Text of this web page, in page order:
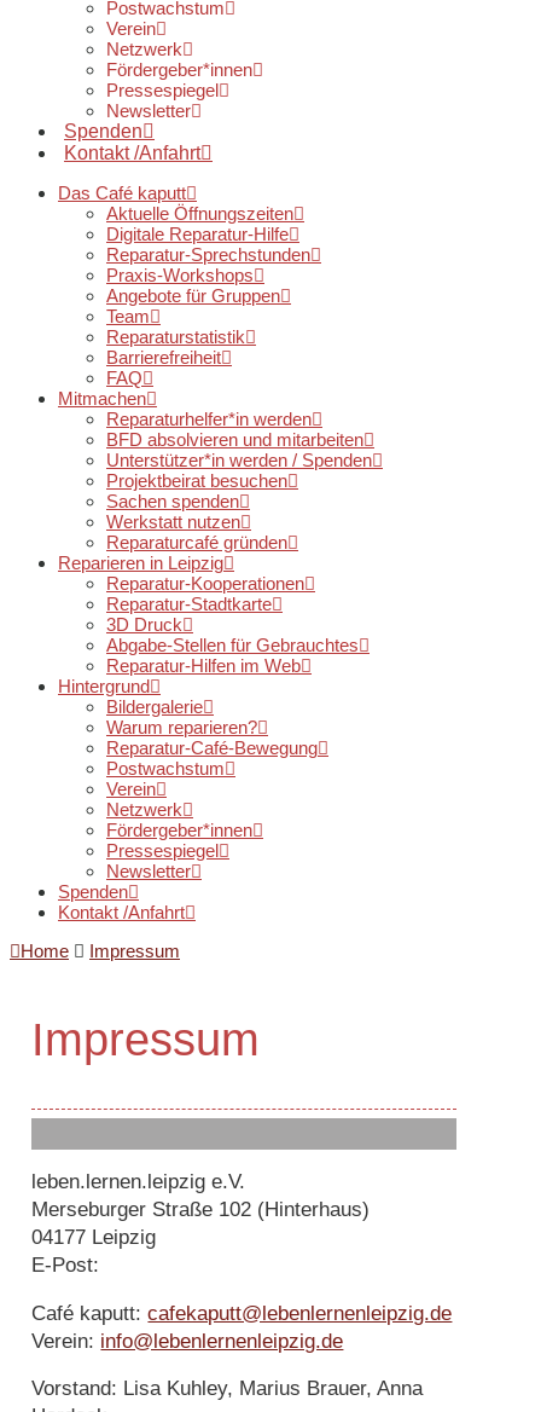
Postwachstum
Verein
Netzwerk
Fördergeber*innen
Pressespiegel
Newsletter
Spenden
Kontakt /Anfahrt
Das Café kaputt
Aktuelle Öffnungszeiten
Digitale Reparatur-Hilfe
Reparatur-Sprechstunden
Praxis-Workshops
Angebote für Gruppen
Team
Reparaturstatistik
Barrierefreiheit
FAQ
Mitmachen
Reparaturhelfer*in werden
BFD absolvieren und mitarbeiten
Unterstützer*in werden / Spenden
Projektbeirat besuchen
Sachen spenden
Werkstatt nutzen
Reparaturcafé gründen
Reparieren in Leipzig
Reparatur-Kooperationen
Reparatur-Stadtkarte
3D Druck
Abgabe-Stellen für Gebrauchtes
Reparatur-Hilfen im Web
Hintergrund
Bildergalerie
Warum reparieren?
Reparatur-Café-Bewegung
Postwachstum
Verein
Netzwerk
Fördergeber*innen
Pressespiegel
Newsletter
Spenden
Kontakt /Anfahrt
Home
Impressum
Impressum
leben.lernen.leipzig e.V.
Merseburger Straße 102 (Hinterhaus)
04177 Leipzig
E-Post:
Café kaputt:cafekaputt@lebenlernenleipzig.de
Verein: info@lebenlernenleipzig.de
Vorstand: Lisa Kuhley, Marius Brauer, Anna